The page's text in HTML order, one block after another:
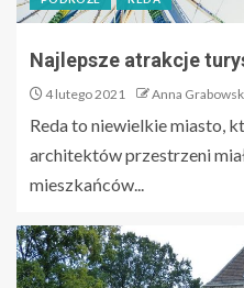
Najlepsze atrakcje
4 lutego 2021 Anna
Reda to niewielkie miasto,
architektów przestrzeni
mieszkańców...